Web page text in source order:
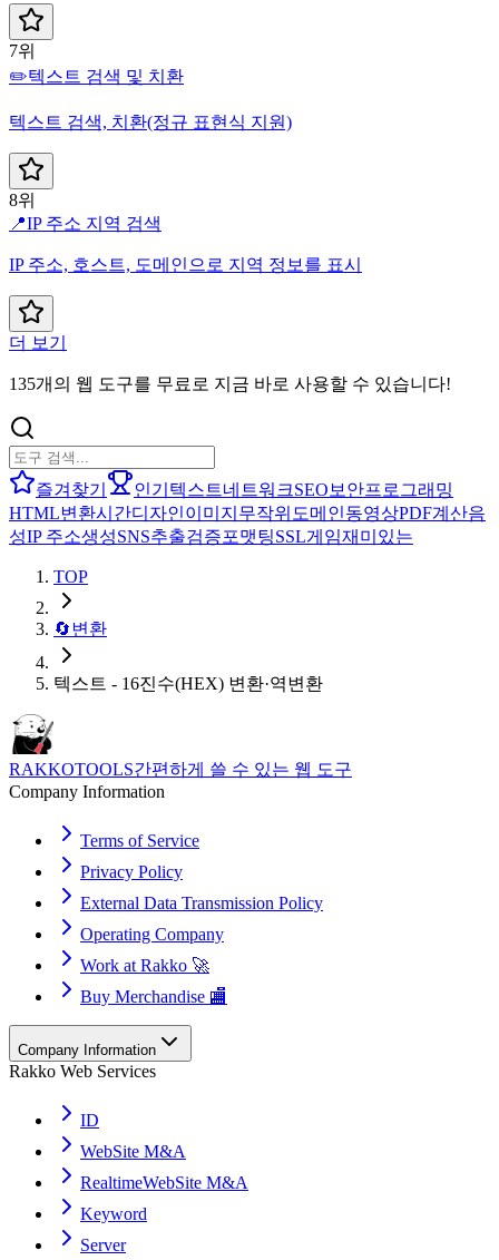
7위
✏️텍스트 검색 및 치환
텍스트 검색, 치환(정규 표현식 지원)
8위
📍IP 주소 지역 검색
IP 주소, 호스트, 도메인으로 지역 정보를 표시
더 보기
135개의 웹 도구를 무료로 지금 바로 사용할 수 있습니다!
즐겨찾기 인기 텍스트네트워크SEO 보안프로그래밍
HTML변환시간디자인이미지 무작위 도메인동영상PDF계산음
성IP 주소생성SNS추출검증포맷팅SSL게임재미있는
TOP
🔄변환
텍스트 - 16진수(HEX) 변환·역변환
RAKKOTOOLS간편하게 쓸 수 있는 웹 도구
Company Information
Terms of Service
Privacy Policy
External Data Transmission Policy
Operating Company
Work at Rakko 🚀
Buy Merchandise 🏬
Company Information
Rakko Web Services
ID
WebSite M&A
RealtimeWebSite M&A
Keyword
Server